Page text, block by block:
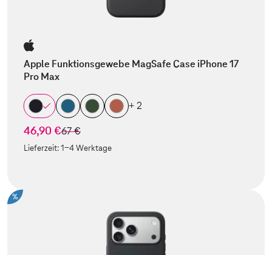
Apple Funktionsgewebe MagSafe Case iPhone 17
Pro Max
+ 2
46,90 €statt
67 €
Lieferzeit:1-4 Werktage
%